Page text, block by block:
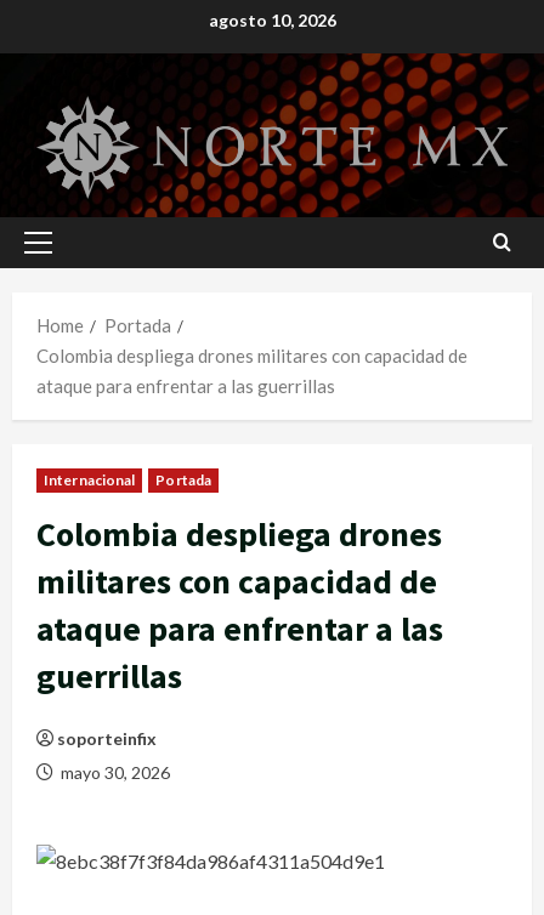
to
agosto 10, 2026
Primary
Home
Portada
Colombia despliega drones militares con capacidad de
ataque para enfrentar a las guerrillas
Internacional Portada
Colombia despliega drones
militares con capacidad de
ataque para enfrentar a las
guerrillas
soporteinfix
mayo 30, 2026